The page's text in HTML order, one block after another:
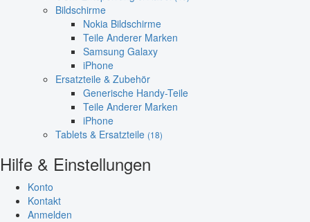
Bildschirme
Nokia Bildschirme
Teile Anderer Marken
Samsung Galaxy
iPhone
Ersatzteile & Zubehör
Generische Handy-Teile
Teile Anderer Marken
iPhone
Tablets & Ersatzteile (18)
Hilfe & Einstellungen
Konto
Kontakt
Anmelden